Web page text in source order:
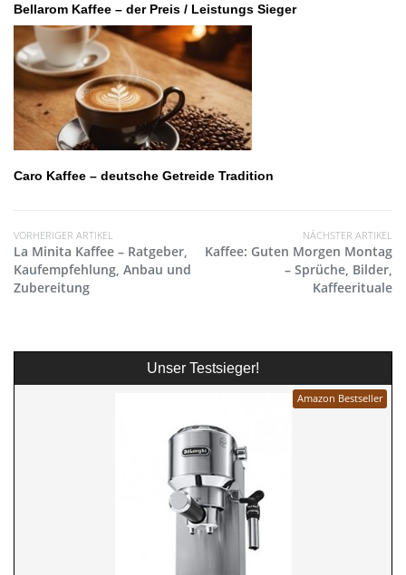
Bellarom Kaffee – der Preis / Leistungs Sieger
Caro Kaffee – deutsche Getreide Tradition
VORHERIGER ARTIKEL
La Minita Kaffee – Ratgeber,
Kaufempfehlung, Anbau und
Zubereitung
NÄCHSTER ARTIKEL
Kaffee: Guten Morgen Montag
– Sprüche, Bilder,
Kaffeerituale
Unser Testsieger!
Amazon Bestseller